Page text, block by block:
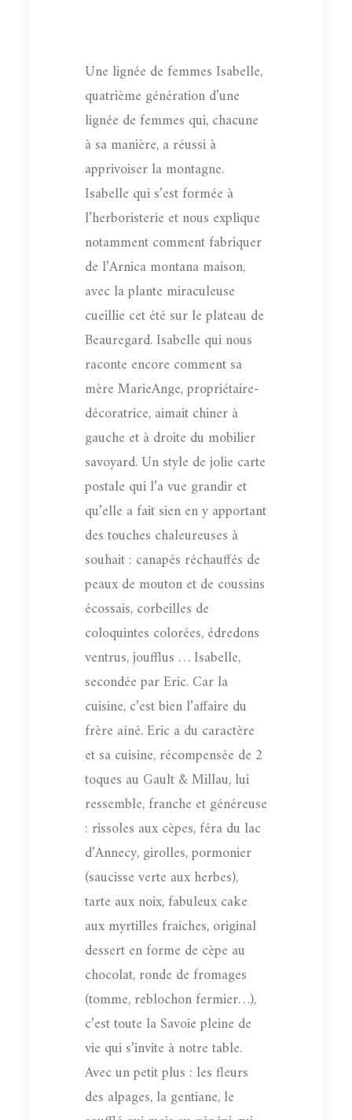
Une lignée de femmes Isabelle,
quatrième génération d’une
lignée de femmes qui, chacune
à sa manière, a réussi à
apprivoiser la montagne.
Isabelle qui s’est formée à
l’herboristerie et nous explique
notamment comment fabriquer
de l’Arnica montana maison,
avec la plante miraculeuse
cueillie cet été sur le plateau de
Beauregard. Isabelle qui nous
raconte encore comment sa
mère MarieAnge, propriétaire-
décoratrice, aimait chiner à
gauche et à droite du mobilier
savoyard. Un style de jolie carte
postale qui l’a vue grandir et
qu’elle a fait sien en y apportant
des touches chaleureuses à
souhait : canapés réchauffés de
peaux de mouton et de coussins
écossais, corbeilles de
coloquintes colorées, édredons
ventrus, joufflus … Isabelle,
secondée par Eric. Car la
cuisine, c’est bien l’affaire du
frère aîné. Eric a du caractère
et sa cuisine, récompensée de 2
toques au Gault & Millau, lui
ressemble, franche et généreuse
: rissoles aux cèpes, féra du lac
d’Annecy, girolles, pormonier
(saucisse verte aux herbes),
tarte aux noix, fabuleux cake
aux myrtilles fraiches, original
dessert en forme de cèpe au
chocolat, ronde de fromages
(tomme, reblochon fermier…),
c’est toute la Savoie pleine de
vie qui s’invite à notre table.
Avec un petit plus : les fleurs
des alpages, la gentiane, le